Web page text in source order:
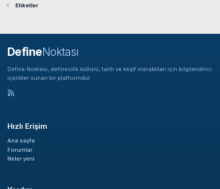
Etiketler
DefineNoktası
Define Noktası, definecilik kültürü, tarih ve keşif meraklıları için bilgilendirici
içerikler sunan bir platformdur.
Hızlı Erişim
Ana sayfa
Forumlar
Neler yeni